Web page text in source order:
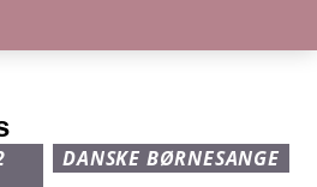
DANSKE BØRNESANGE